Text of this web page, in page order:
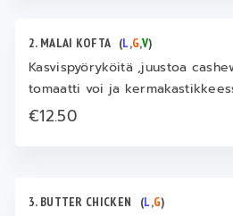
2. MALAI KOFTA (L,G,V)
Kasvispyöryköitä ,juustoa
tomaatti voi ja
€12.50
3. BUTTER CHICKEN (L,G)